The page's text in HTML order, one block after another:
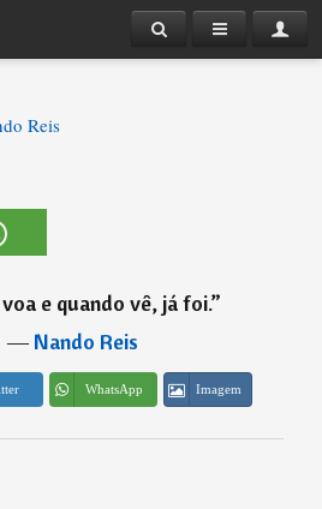
Reis
e quando vê, já foi.”
―Nando Reis
WhatsApp Imagem